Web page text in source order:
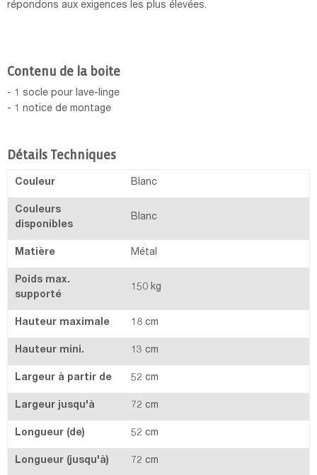
répondons aux exigences les plus élevées.
Contenu de la boite
- 1 socle pour lave-linge
- 1 notice de montage
Détails Techniques
Couleur Blanc
Couleurs
disponibles
Blanc
Matière Métal
Poids max.
supporté
150 kg
Hauteur maximale 18 cm
Hauteur mini. 13 cm
Largeur à partir de 52 cm
Largeur jusqu'à 72 cm
Longueur (de) 52 cm
Longueur (jusqu'à) 72 cm